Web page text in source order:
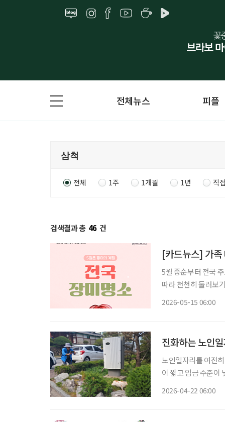
전체뉴스 피플
전체 1주 1개월 1년 직
검색결과 총 46 건
[카드뉴스] 가
5월 중순부터 전국
따라 천천히 둘러보
2026-05-15 06:00
진화하는 노인
노인일자리를 여전
이 짧고 임금 수준이
2026-04-22 06:00